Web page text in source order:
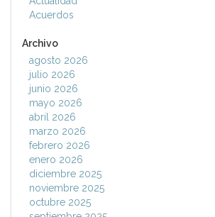
Acuerdos
Archivo
agosto 2026
julio 2026
junio 2026
mayo 2026
abril 2026
marzo 2026
febrero 2026
enero 2026
diciembre 2025
noviembre 2025
octubre 2025